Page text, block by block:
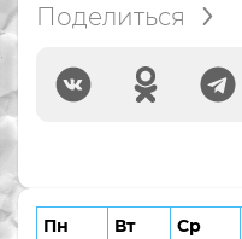
Поделиться
Пн Вт Ср